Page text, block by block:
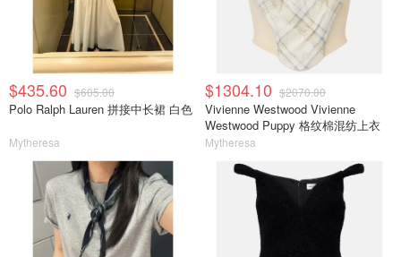
$435.60 $605.00
Polo Ralph Lauren 拼接中长裙 白色
Mytheresa
$1304.10 $2070.00
Vivienne Westwood Vivienne
Westwood Puppy 格纹棉混纺上衣
Mytheresa